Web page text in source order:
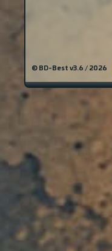
© BD-Best v3.6 / 2026